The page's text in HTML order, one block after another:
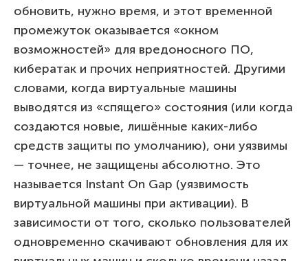
обновить, нужно время, и этот временной
промежуток оказывается «окном
возможностей» для вредоносного ПО,
кибератак и прочих неприятностей. Другими
словами, когда виртуальные машины
выводятся из «спящего» состояния (или когда
создаются новые, лишённые каких-либо
средств защиты по умолчанию), они уязвимы
— точнее, не защищены абсолютно. Это
называется Instant On Gap (уязвимость
виртуальной машины при активации). В
зависимости от того, сколько пользователей
одновременно скачивают обновления для их